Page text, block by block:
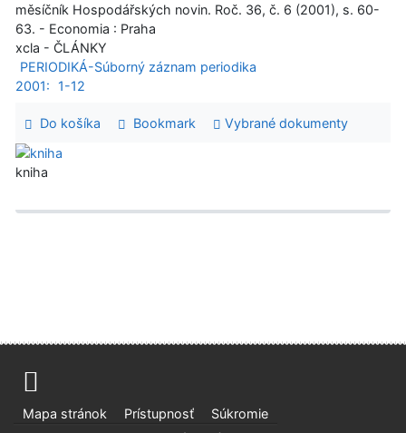
měsíčník Hospodářských novin. Roč. 36, č. 6 (2001), s. 60-
63. - Economia : Praha
xcla - ČLÁNKY
PERIODIKÁ-Súborný záznam periodika
2001:
1-12
Do košíka Bookmark Vybrané dokumenty
kniha
Mapa stránok Prístupnosť
Súkromie